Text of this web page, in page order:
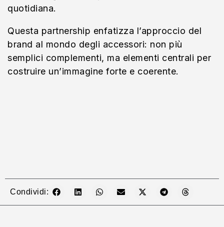
quotidiana.
Questa partnership enfatizza l’approccio del
brand al mondo degli accessori: non più
semplici complementi, ma elementi centrali per
costruire un’immagine forte e coerente.
Condividi: